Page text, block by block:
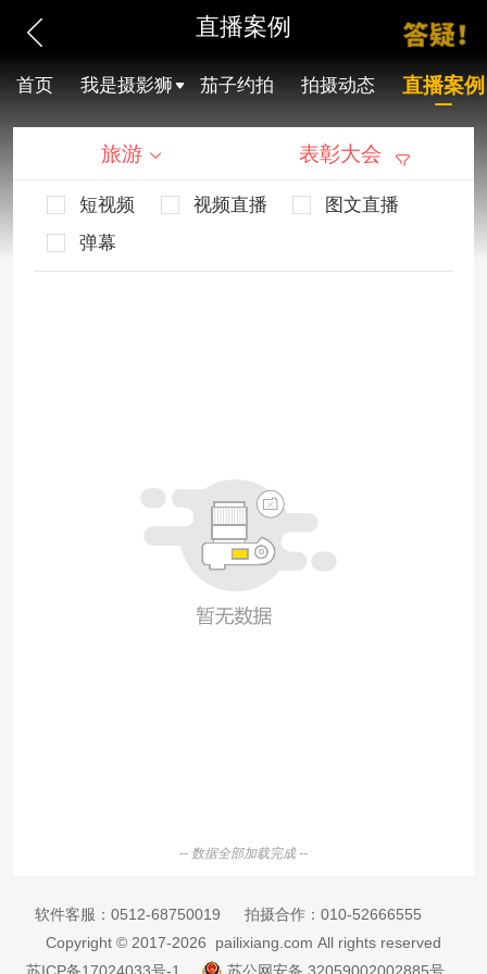
直播案例
首页 我是摄影狮 茄子约拍 拍摄动态 直播案例
旅游 表彰大会
短视频 视频直播
图文直播
弹幕
-- 数据全部加载完成 --
软件客服： 0512-68750019 拍摄合作： 010-52666555
Copyright © 2017-2026 pailixiang.com All rights reserved
苏ICP备17024033号-1
苏公网安备 32059002002885号